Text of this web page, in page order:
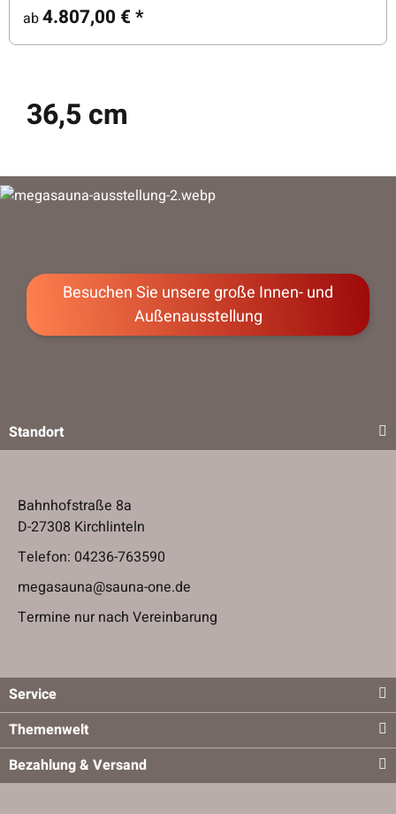
ab4.807,00 €*
36,5 cm
Besuchen Sie unsere große Innen- und
Außenausstellung
Standort
Bahnhofstraße 8a
D-27308 Kirchlinteln
Telefon: 04236-763590
megasauna@sauna-one.de
Termine nur nach Vereinbarung
Service
Themenwelt
Bezahlung & Versand